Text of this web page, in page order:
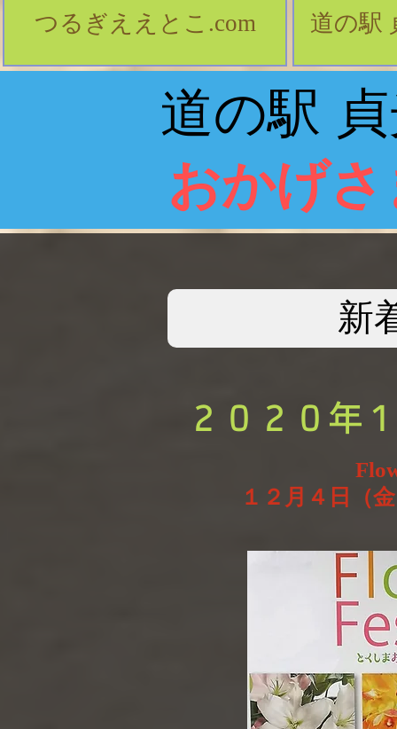
つるぎええとこ.com 道の駅
道の駅
おかげ
新
１２月４日（
２０２０年